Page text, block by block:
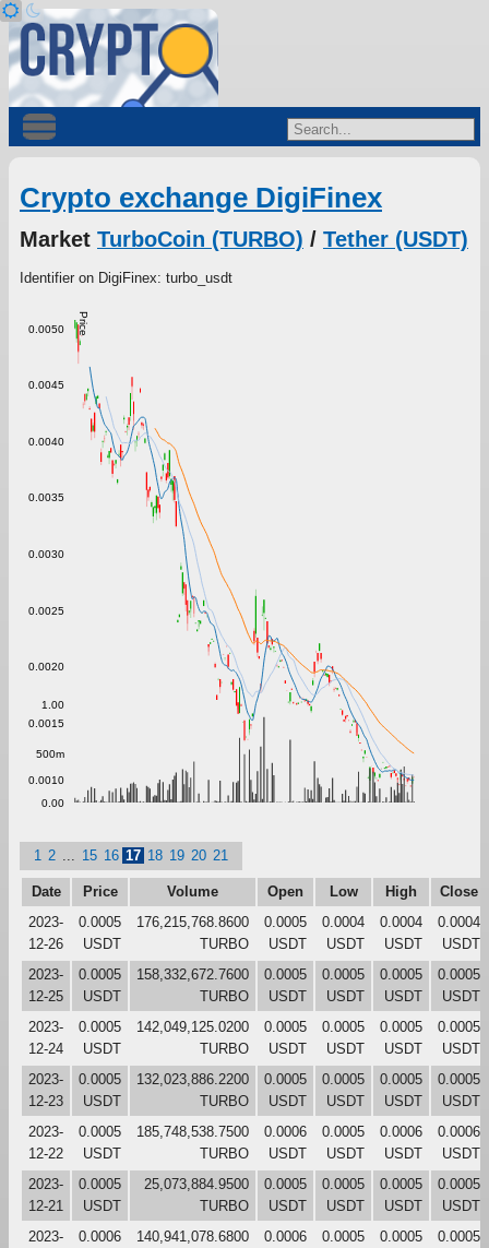
Crypto exchange DigiFinex
Market TurboCoin (TURBO) / Tether (USDT)
Identifier on DigiFinex: turbo_usdt
Price
0.0010
0.0015
0.0020
0.0025
0.0030
0.0035
0.0040
0.0045
0.0050
0.00
500m
1.00
1 2 15 16 17 18 19 20 21
Date Price Volume Open Low High
Close
2023-
12-26
0.0005
USDT
176,215,768.8600
TURBO
0.0005
USDT
0.0004
USDT
0.0004
USDT
0.0004
USDT
2023-
12-25
0.0005
USDT
158,332,672.7600
TURBO
0.0005
USDT
0.0005
USDT
0.0005
USDT
0.0005
USDT
2023-
12-24
0.0005
USDT
142,049,125.0200
TURBO
0.0005
USDT
0.0005
USDT
0.0005
USDT
0.0005
USDT
2023-
12-23
0.0005
USDT
132,023,886.2200
TURBO
0.0005
USDT
0.0005
USDT
0.0005
USDT
0.0005
USDT
2023-
12-22
0.0005
USDT
185,748,538.7500
TURBO
0.0006
USDT
0.0005
USDT
0.0006
USDT
0.0006
USDT
2023-
12-21
0.0005
USDT
25,073,884.9500
TURBO
0.0005
USDT
0.0005
USDT
0.0005
USDT
0.0005
USDT
2023-
0.0006
140,941,078.6800
0.0006
0.0005
0.0005
0.0005